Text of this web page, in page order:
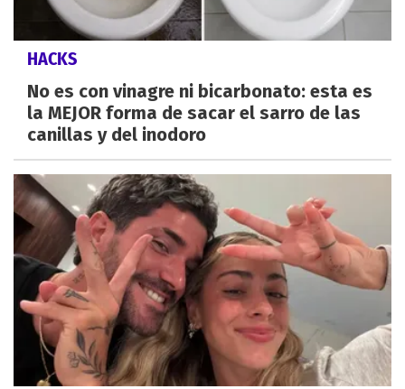
HACKS
No es con vinagre ni bicarbonato: esta es
la MEJOR forma de sacar el sarro de las
canillas y del inodoro